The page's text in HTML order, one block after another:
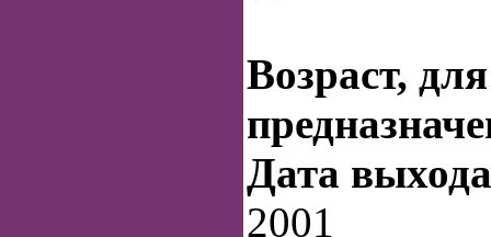
Возраст,
Дата
2001